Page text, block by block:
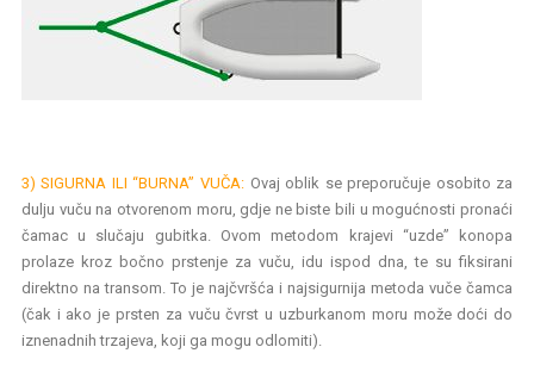
3) SIGURNA ILI “BURNA” VUČA:Ovaj oblik se preporučuje osobito za
dulju vuču na otvorenom moru, gdje ne biste bili u mogućnosti pronaći
čamac u slučaju gubitka. Ovom metodom krajevi “uzde” konopa
prolaze kroz bočno prstenje za vuču, idu ispod dna, te su fiksirani
direktno na transom. To je najčvršća i najsigurnija metoda vuče čamca
(čak i ako je prsten za vuču čvrst u uzburkanom moru može doći do
iznenadnih trzajeva, koji ga mogu odlomiti).